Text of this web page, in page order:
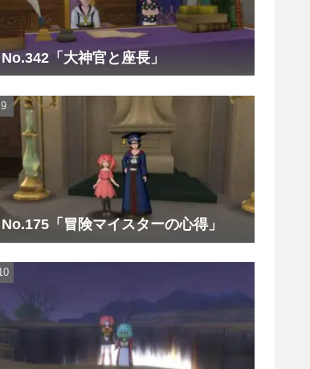
No.342「大神官と座長」
No.175「冒険マイスターの心得」